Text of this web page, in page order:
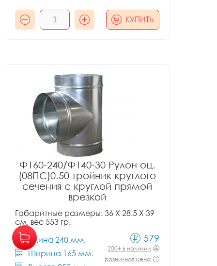
КУПИТЬ
Ф160-240/Ф140-30 Рулон оц.
(08ПС)0.50 тройник круглого
сечения с круглой прямой
врезкой
Габаритные размеры: 36 X 28.5 X 39
см, вес 553 гр.
Длина 240 мм.
Ширина 165 мм.
579
200+ в наличии
розничная цена